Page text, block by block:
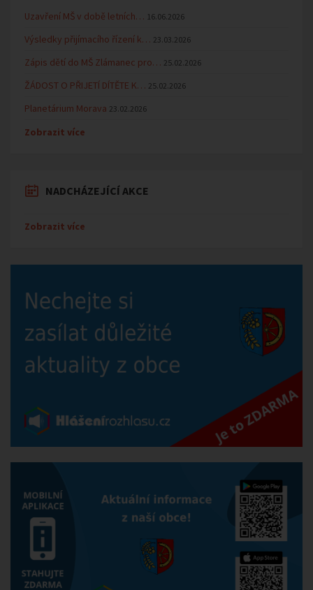
Uzavření MŠ v době letních… 16.06.2026
Výsledky přijímacího řízení k… 23.03.2026
Zápis dětí do MŠ Zlámanec pro… 25.02.2026
ŽÁDOST O PŘIJETÍ DÍTĚTE K… 25.02.2026
Planetárium Morava 23.02.2026
Zobrazit více
NADCHÁZEJÍCÍ AKCE
Zobrazit více